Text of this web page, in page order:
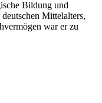
Bildung und
Mittelalters,
war er zu